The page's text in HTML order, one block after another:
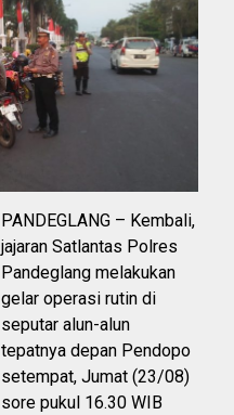
PANDEGLANG – Kembali,
jajaran Satlantas Polres
Pandeglang melakukan
gelar operasi rutin di
seputar alun-alun
tepatnya depan Pendopo
setempat, Jumat (23/08)
sore pukul 16.30 WIB